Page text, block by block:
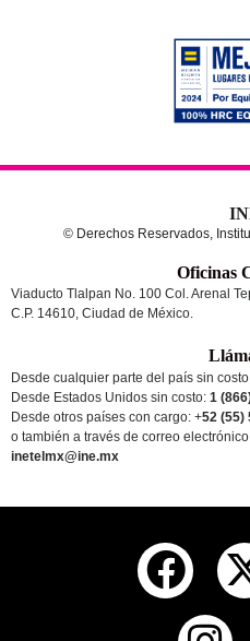
© Derechos Reservados,
Oficinas
Viaducto Tlalpan No. 100 Col. Arenal
C.P. 14610, Ciudad de México.
Desde cualquier parte del país sin
Desde Estados Unidos sin costo: 1
Desde otros países con cargo: +52 (55)
o también a través de correo
inetelmx@ine.mx